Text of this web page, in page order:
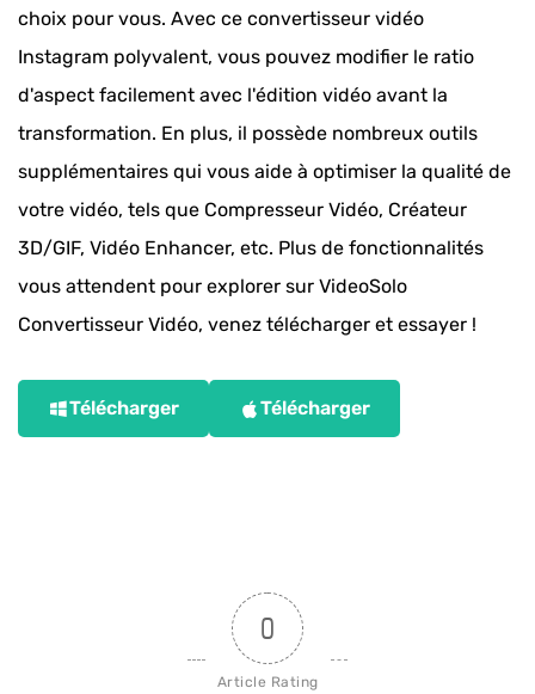
choix pour vous. Avec ce convertisseur vidéo
Instagram polyvalent, vous pouvez modifier le ratio
d'aspect facilement avec l'édition vidéo avant la
transformation. En plus, il possède nombreux outils
supplémentaires qui vous aide à optimiser la qualité de
votre vidéo, tels que Compresseur Vidéo, Créateur
3D/GIF, Vidéo Enhancer, etc. Plus de fonctionnalités
vous attendent pour explorer sur VideoSolo
Convertisseur Vidéo, venez télécharger et essayer !
Télécharger Télécharger
0
Article Rating